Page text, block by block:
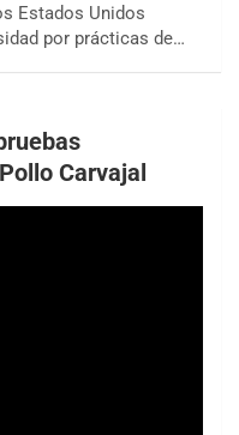
Estados Unidos
por prácticas de…
Carvajal